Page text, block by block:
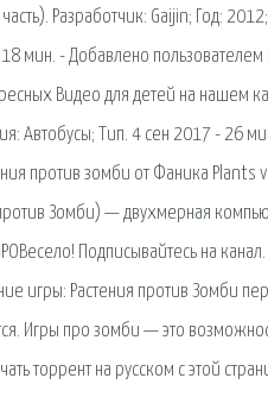
Разработчик: Gaijin; Год:
18 мин. - Добавлено
Видео для детей на нашем
Автобусы; Тип. 4 сен 2017 - 26
против зомби от Фаника
Зомби) — двухмерная
Подписывайтесь на
игры: Растения против Зомби
Игры про зомби — это
торрент на русском с этой